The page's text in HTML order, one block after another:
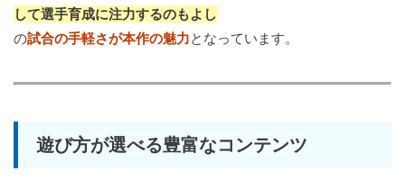
して選手育成に注力するのもよし
の試合の手軽さが本作の魅力となっています。
遊び方が選べる豊富なコンテンツ